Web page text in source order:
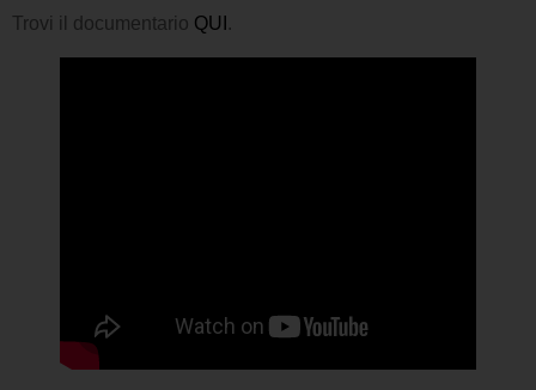
Trovi il documentario QUI .